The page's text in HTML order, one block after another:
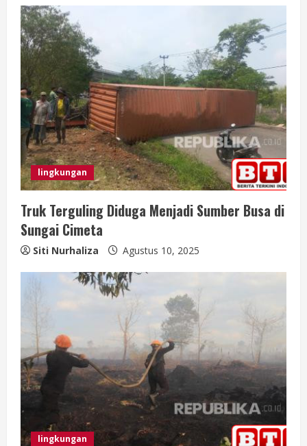
lingkungan
Truk Terguling Diduga Menjadi Sumber Busa di
Sungai Cimeta
Siti Nurhaliza Agustus 10, 2025
lingkungan